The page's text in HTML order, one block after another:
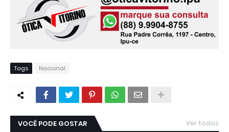
Tags Nacional
VOCÊ PODE GOSTAR Ver todos